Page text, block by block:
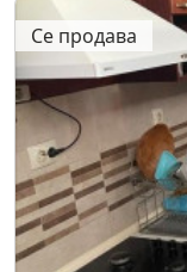
Се продава